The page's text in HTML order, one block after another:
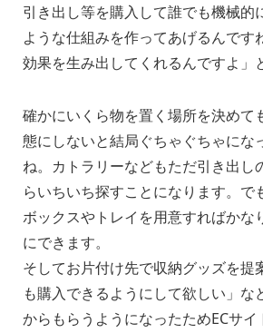
引き出し等を購入して誰でも機械的
ような仕組みを作ってあげるんです
効果を生み出してくれるんですよ」
確かにいくら物を置く場所を決めて
態にしないと結局ぐちゃぐちゃにな
ね。カトラリーなどもただ引き出し
らいちいち探すことになります。で
ボックスやトレイを用意すればかな
にできます。
そしてお片付け先で収納グッズを提
も購入できるようにして欲しい」な
からもらうようになったためECサ